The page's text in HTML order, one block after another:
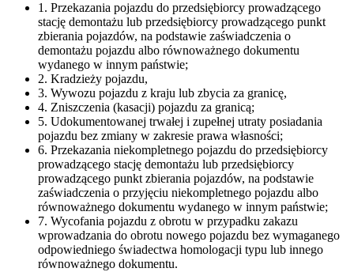
1. Przekazania pojazdu do przedsiębiorcy prowadzącego
stację demontażu lub przedsiębiorcy prowadzącego punkt
zbierania pojazdów, na podstawie zaświadczenia o
demontażu pojazdu albo równoważnego dokumentu
wydanego w innym państwie;
2. Kradzieży pojazdu,
3. Wywozu pojazdu z kraju lub zbycia za granicę,
4. Zniszczenia (kasacji) pojazdu za granicą;
5. Udokumentowanej trwałej i zupełnej utraty posiadania
pojazdu bez zmiany w zakresie prawa własności;
6. Przekazania niekompletnego pojazdu do przedsiębiorcy
prowadzącego stację demontażu lub przedsiębiorcy
prowadzącego punkt zbierania pojazdów, na podstawie
zaświadczenia o przyjęciu niekompletnego pojazdu albo
równoważnego dokumentu wydanego w innym państwie;
7. Wycofania pojazdu z obrotu w przypadku zakazu
wprowadzania do obrotu nowego pojazdu bez wymaganego
odpowiedniego świadectwa homologacji typu lub innego
równoważnego dokumentu.